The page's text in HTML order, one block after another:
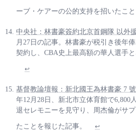
ーブ・ケアーの公的支持を招いたこと
中央社：林書豪簽約北京首鋼隊 以外
月27日の記事。林書豪が税引き後年
契約し、CBA史上最高額の華人選手
↩
基督教論壇報：新北國王為林書豪 7
年12月28日、新北市立体育館で6,800
退セレモニーを見守り、周杰倫がサ
たことを報じた記事。 ↩